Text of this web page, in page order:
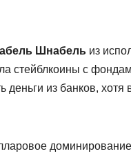
Шнабель из
стейблкоины с
деньги из банков,